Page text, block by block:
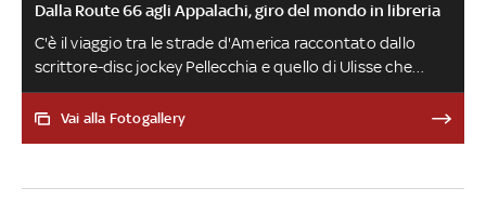
Dalla Route 66 agli Appalachi, giro del mondo in libreria
C'è il viaggio tra le strade d'America raccontato dallo
scrittore-disc jockey Pellecchia e quello di Ulisse che
torna in versione prosa arricchito dalle illustrazioni del
fumettista Calpurnio. Ma anche l'avventura di una
l'aiuto di Daniela Celli, fondatrice del Book Club dei
Vai alla Fotogallery